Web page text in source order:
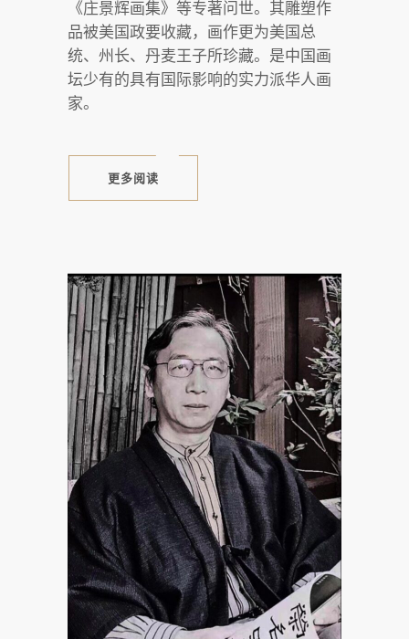
《庄景辉画集》等专著问世。其雕塑作
品被美国政要收藏，画作更为美国总
统、州长、丹麦王子所珍藏。是中国画
坛少有的具有国际影响的实力派华人画
家。
更多阅读